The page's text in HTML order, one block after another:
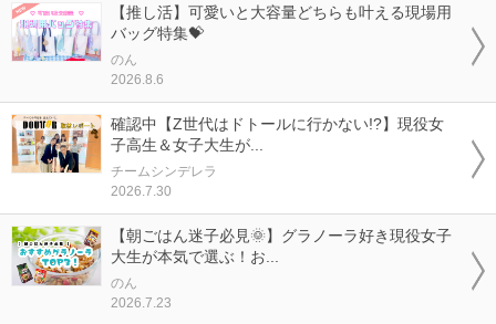
【推し活】可愛いと大容量どちらも叶える現場用
バッグ特集💝
のん
2026.8.6
確認中【Z世代はドトールに行かない!?】現役女
子高生＆女子大生が...
チームシンデレラ
2026.7.30
【朝ごはん迷子必見🌞】グラノーラ好き現役女子
大生が本気で選ぶ！お...
のん
2026.7.23